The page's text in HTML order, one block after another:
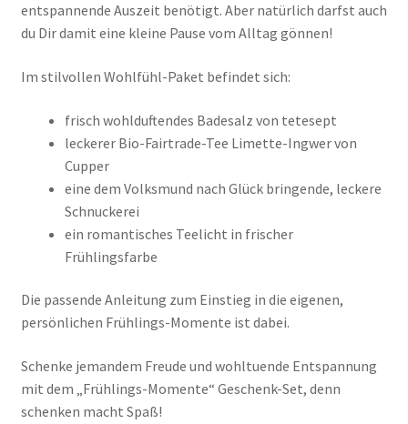
entspannende Auszeit benötigt. Aber natürlich darfst auch
du Dir damit eine kleine Pause vom Alltag gönnen!
Im stilvollen Wohlfühl-Paket befindet sich:
frisch wohlduftendes Badesalz von tetesept
leckerer Bio-Fairtrade-Tee Limette-Ingwer von
Cupper
eine dem Volksmund nach Glück bringende, leckere
Schnuckerei
ein romantisches Teelicht in frischer
Frühlingsfarbe
Die passende Anleitung zum Einstieg in die eigenen,
persönlichen Frühlings-Momente ist dabei.
Schenke jemandem Freude und wohltuende Entspannung
mit dem „Frühlings-Momente“ Geschenk-Set, denn
schenken macht Spaß!